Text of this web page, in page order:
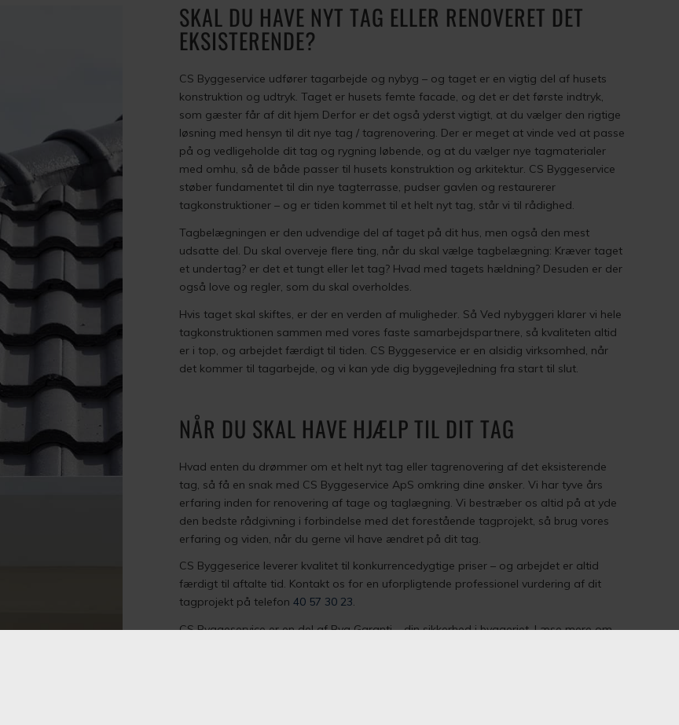
SKAL DU HAVE NYT TAG ELLER RENOVERET DET
EKSISTERENDE?
CS Byggeservice udfører tagarbejde og nybyg – og taget er en vigtig del af husets
konstruktion og udtryk. Taget er husets femte facade, og det er det første indtryk,
som gæster får af dit hjem Derfor er det også yderst vigtigt, at du vælger den rigtige
løsning med hensyn til dit nye tag / tagrenovering. Der er meget at vinde ved at passe
på og vedligeholde dit tag og rygning løbende, og at du vælger nye tagmaterialer
med omhu, så de både passer til husets konstruktion og arkitektur. CS Byggeservice
støber fundamentet til din nye tagterrasse, pudser gavlen og restaurerer
tagkonstruktioner – og er tiden kommet til et helt nyt tag, står vi til rådighed.
Tagbelægningen er den udvendige del af taget på dit hus, men også den mest
udsatte del. Du skal overveje flere ting, når du skal vælge tagbelægning: Kræver taget
et undertag? er det et tungt eller let tag? Hvad med tagets hældning? Desuden er der
også love og regler, som du skal overholdes.
Hvis taget skal skiftes, er der en verden af muligheder. Så Ved nybyggeri klarer vi hele
tagkonstruktionen sammen med vores faste samarbejdspartnere, så kvaliteten altid
er i top, og arbejdet færdigt til tiden. CS Byggeservice er en alsidig virksomhed, når
det kommer til tagarbejde, og vi kan yde dig byggevejledning fra start til slut.
NÅR DU SKAL HAVE HJÆLP TIL DIT TAG
Hvad enten du drømmer om et helt nyt tag eller tagrenovering af det eksisterende
tag, så få en snak med CS Byggeservice ApS omkring dine ønsker. Vi har tyve års
erfaring inden for renovering af tage og taglægning. Vi bestræber os altid på at yde
den bedste rådgivning i forbindelse med det forestående tagprojekt, så brug vores
erfaring og viden, når du gerne vil have ændret på dit tag.
​CS Byggeserice leverer kvalitet til konkurrencedygtige priser – og arbejdet er altid
færdigt til aftalte tid. Kontakt os for en uforpligtende professionel vurdering af dit
tagprojekt på telefon40 57 30 23.
CS Byggeservice er en del af Byg Garanti – din sikkerhed i byggeriet. Læse mere om